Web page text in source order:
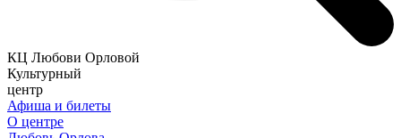
КЦ Любови Орловой
Культурный
центр
Афиша и билеты
О центре